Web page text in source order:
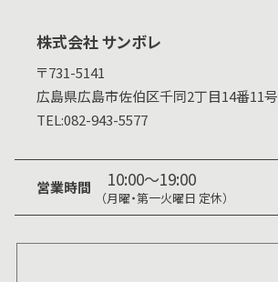
株式会社 サンボレ
〒731-5141
広島県広島市佐伯区千同2丁目14番11号
TEL:082-943-5577
営業時間 10:00～19:00
（月曜・第一火曜日 定休）